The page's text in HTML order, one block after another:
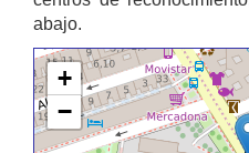
abajo.
+
−